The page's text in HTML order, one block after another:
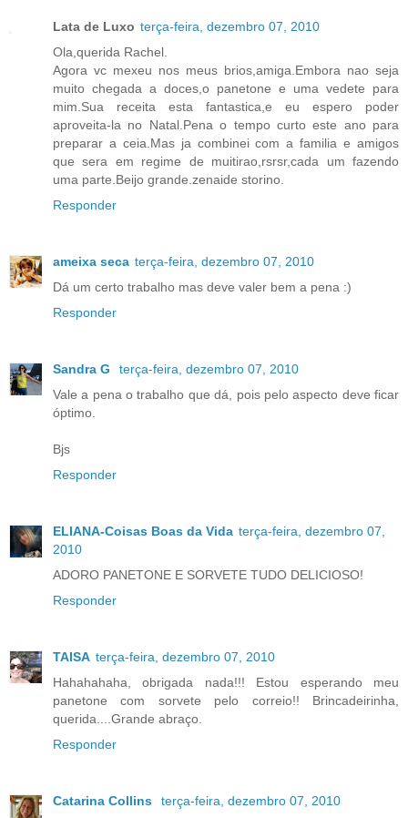
Lata de Luxo terça-feira, dezembro 07, 2010
Ola,querida Rachel.
Agora vc mexeu nos meus brios,amiga.Embora nao seja
muito chegada a doces,o panetone e uma vedete para
mim.Sua receita esta fantastica,e eu espero poder
aproveita-la no Natal.Pena o tempo curto este ano para
preparar a ceia.Mas ja combinei com a familia e amigos
que sera em regime de muitirao,rsrsr,cada um fazendo
uma parte.Beijo grande.zenaide storino.
Responder
ameixa seca terça-feira, dezembro 07, 2010
Dá um certo trabalho mas deve valer bem a pena :)
Responder
Sandra G
terça-feira, dezembro 07, 2010
Vale a pena o trabalho que dá, pois pelo aspecto deve ficar
óptimo.
Bjs
Responder
ELIANA-Coisas Boas da Vida terça-feira, dezembro 07,
2010
ADORO PANETONE E SORVETE TUDO DELICIOSO!
Responder
TAISA terça-feira, dezembro 07, 2010
Hahahahaha, obrigada nada!!! Estou esperando meu
panetone com sorvete pelo correio!! Brincadeirinha,
querida....Grande abraço.
Responder
Catarina Collins
terça-feira, dezembro 07, 2010